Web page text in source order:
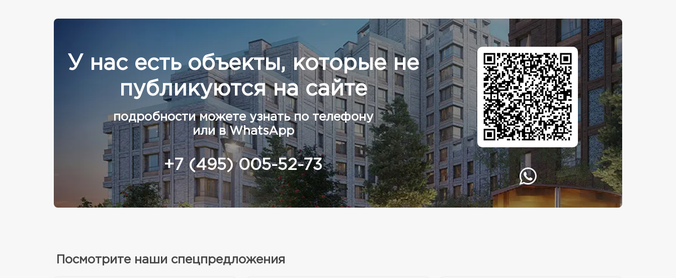
У нас есть объекты, которые не
публикуются на сайте
подробности можете узнать по телефону
или в WhatsApp
+7 (495) 005-52-73
Посмотрите наши спецпредложения